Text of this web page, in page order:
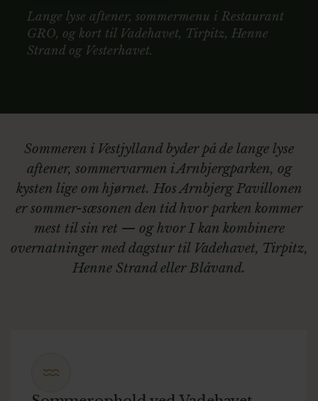
Lange lyse aftener, sommermenu i Restaurant
GRO, og kort til Vadehavet, Tirpitz, Henne
Strand og Vesterhavet.
Sommeren i Vestjylland byder på de lange lyse
aftener, sommervarmen i Arnbjergparken, og
kysten lige om hjørnet. Hos Arnbjerg Pavillonen
er sommer-sæsonen den tid hvor parken kommer
mest til sin ret — og hvor I kan kombinere
overnatninger med dagstur til Vadehavet, Tirpitz,
Henne Strand eller Blåvand.